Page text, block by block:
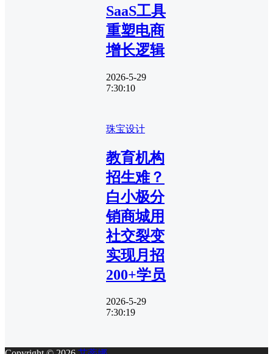
SaaS工具
重塑电商
增长逻辑
2026-5-29
7:30:10
珠宝设计
教育机构
招生难？
白小极分
销商城用
社交裂变
实现月招
200+学员
2026-5-29
7:30:19